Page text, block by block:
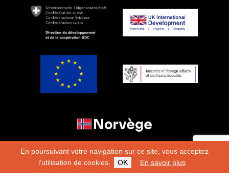
En poursuivant votre navigation sur ce site, vous acceptez
l'utilisation de cookies.
OK En savoir plus